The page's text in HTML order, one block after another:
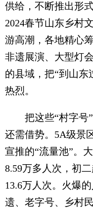
供给，不断推出形
2024春节山东乡村
游高潮，各地精心
非遗展演、大型灯
的县域，把“到山东
热烈。
把这些“村字号”
还需借势。5A级景
宣推的“流量池”。
8.59万多人次，初
13.6万人次。火爆
遗、老字号、乡村